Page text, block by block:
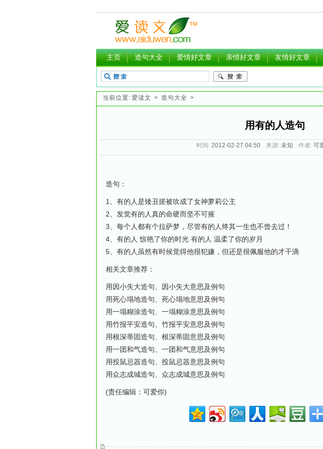
主页 造句大全 爱情好文章 亲情好文章 友情好文章
当前位置: 爱读文 > 造句大全 >
用有的人造句
时间: 2012-02-27 04:50 来源: 未知 作者: 可
造句：
1、有的人是矮丑搓被吹成了女神萝莉公主
2、发觉有的人真的命硬而坚不可摧
3、每个人都有个拉萨梦，尽管有的人终其一生也不曾去过！
4、有的人 惊艳了你的时光 有的人 温柔了你的岁月
5、有的人虽然有时候觉得他很犯嫌，但还是很佩服他的才干滴
相关文章推荐：
用因小失大造句、因小失大意思及例句
用死心塌地造句、死心塌地意思及例句
用一塌糊涂造句、一塌糊涂意思及例句
用竹报平安造句、竹报平安意思及例句
用根深蒂固造句、根深蒂固意思及例句
用一团和气造句、一团和气意思及例句
用投鼠忌器造句、投鼠忌器意思及例句
用众志成城造句、众志成城意思及例句
(责任编辑：可爱你)